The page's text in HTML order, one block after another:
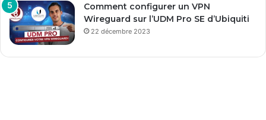
Comment configurer un VPN
Wireguard sur l’UDM Pro SE d’Ubiquiti
22 décembre 2023